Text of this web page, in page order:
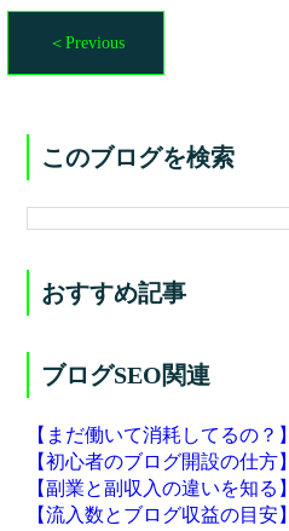
＜Previous
このブログを検索
おすすめ記事
ブログSEO関連
【まだ働いて消耗してるの？】
【初心者のブログ開設の仕方】
【副業と副収入の違いを知る】
【流入数とブログ収益の目安】